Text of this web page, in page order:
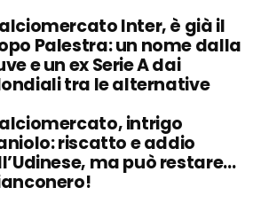
Inter, è già il
Palestra: un nome dalla
e un ex Serie A dai
tra le alternative
intrigo
riscatto e addio
ma può restare…